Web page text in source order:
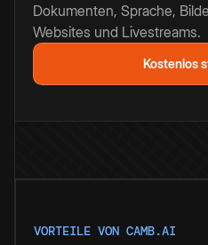
Dokumenten, Sprache,
Websites und Livestreams.
Kostenlos
VORTEILE VON CAMB.AI